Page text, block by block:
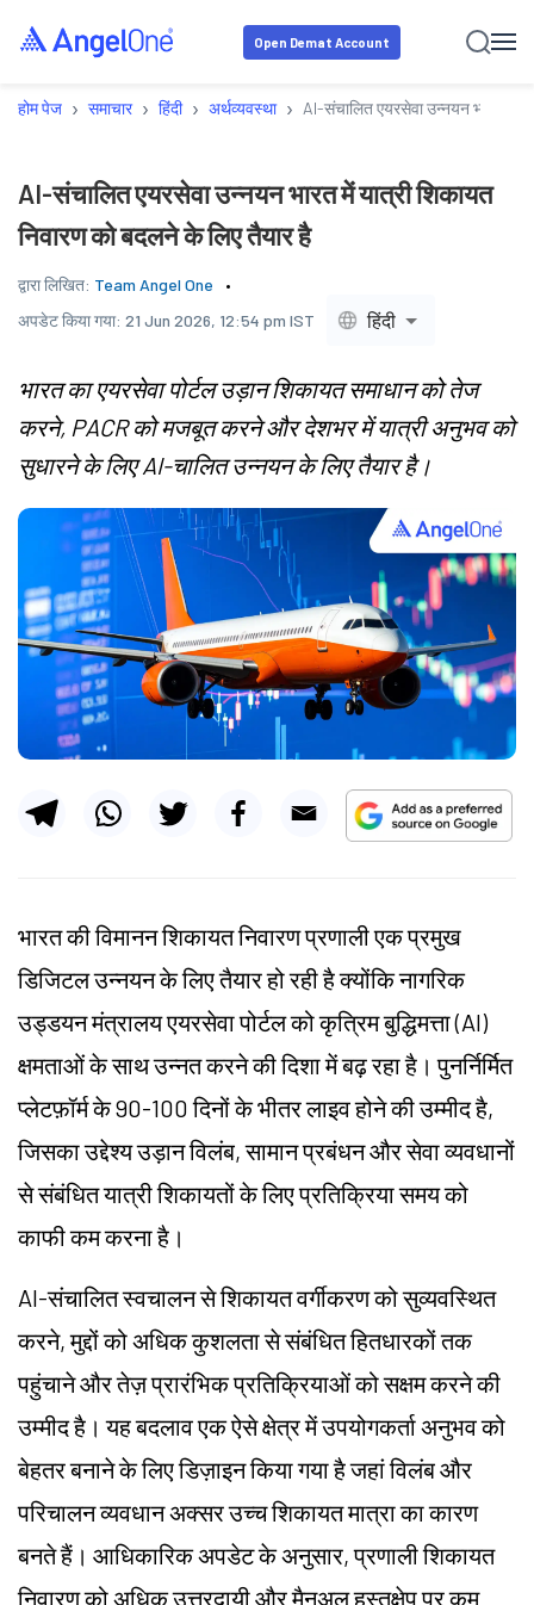
Open Demat Account
होम पेज › समाचार › हिंदी › अर्थव्यवस्था › AI-संचालित एयरसेवा उन्नयन भारत में
AI-संचालित एयरसेवा उन्नयन भारत में यात्री शिकायत
निवारण को बदलने के लिए तैयार है
द्वारा लिखित: Team Angel One
अपडेट किया गया: 21 Jun 2026, 12:54 pm IST हिंदी
भारत का एयरसेवा पोर्टल उड़ान शिकायत समाधान को तेज
करने, PACR को मजबूत करने और देशभर में यात्री अनुभव को
सुधारने के लिए AI-चालित उन्नयन के लिए तैयार है।
भारत की विमानन शिकायत निवारण प्रणाली एक प्रमुख
डिजिटल उन्नयन के लिए तैयार हो रही है क्योंकि नागरिक
उड्डयन मंत्रालय एयरसेवा पोर्टल को कृत्रिम बुद्धिमत्ता (AI)
क्षमताओं के साथ उन्नत करने की दिशा में बढ़ रहा है। पुनर्निर्मित
प्लेटफ़ॉर्म के 90-100 दिनों के भीतर लाइव होने की उम्मीद है,
जिसका उद्देश्य उड़ान विलंब, सामान प्रबंधन और सेवा व्यवधानों
से संबंधित यात्री शिकायतों के लिए प्रतिक्रिया समय को
काफी कम करना है।
AI-संचालित स्वचालन से शिकायत वर्गीकरण को सुव्यवस्थित
करने, मुद्दों को अधिक कुशलता से संबंधित हितधारकों तक
पहुंचाने और तेज़ प्रारंभिक प्रतिक्रियाओं को सक्षम करने की
उम्मीद है। यह बदलाव एक ऐसे क्षेत्र में उपयोगकर्ता अनुभव को
बेहतर बनाने के लिए डिज़ाइन किया गया है जहां विलंब और
परिचालन व्यवधान अक्सर उच्च शिकायत मात्रा का कारण
बनते हैं। आधिकारिक अपडेट के अनुसार, प्रणाली शिकायत
निवारण को अधिक उत्तरदायी और मैनुअल हस्तक्षेप पर कम